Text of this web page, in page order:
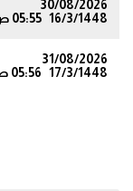
30/08/2026
16/3/1448 05:55 ص
31/08/2026
17/3/1448 05:56 ص